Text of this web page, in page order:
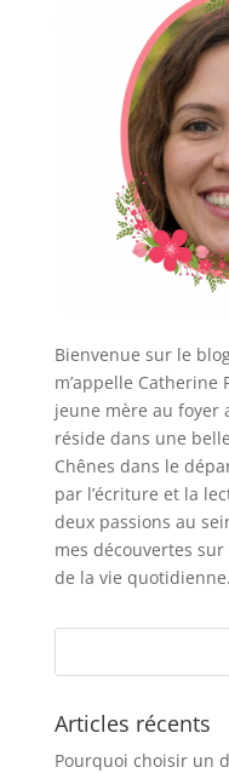
Bienvenue sur le
m’appelle Catherine
jeune mère au foyer
réside dans une
Chênes dans le
par l’écriture et la
deux passions au
mes découvertes
de la vie
Articles récents
Pourquoi choisir un